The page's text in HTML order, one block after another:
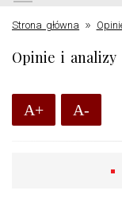
Strona główna »
Opinie i analizy
A+ A-